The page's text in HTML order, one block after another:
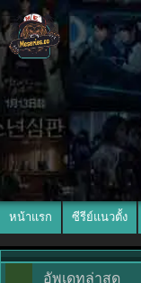
หน้าแรก ซีรีย์แนวตั้ง
อัพเดทล่าสุด